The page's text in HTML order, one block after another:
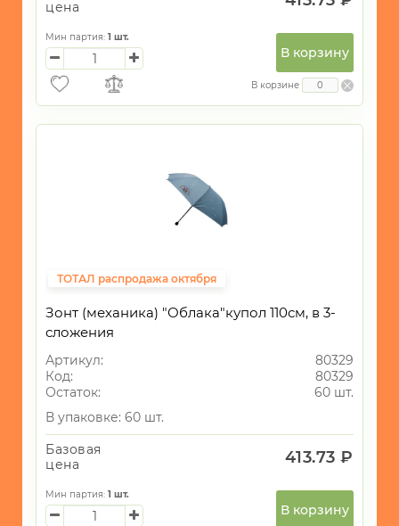
цена
Мин партия: 1 шт.
В корзину
В корзине
ТОТАЛ распродажа октября
Зонт (механика) "Облака"купол 110см, в 3-
сложения
Артикул:
80329
Код:
80329
Остаток:
60 шт.
В упаковке: 60 шт.
Базовая
цена
413.73 ₽
Мин партия: 1 шт.
В корзину